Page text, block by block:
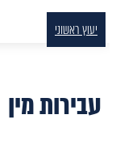
יעוץ ראשוני
עבירות מין